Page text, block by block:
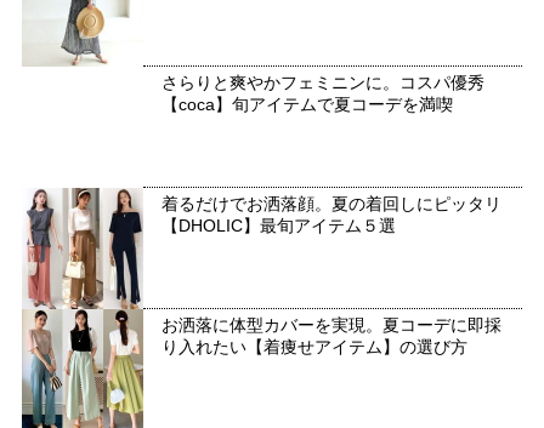
さらりと爽やかフェミニンに。コスパ優秀
【coca】旬アイテムで夏コーデを満喫
着るだけでお洒落顔。夏の着回しにピッタリ
【DHOLIC】最旬アイテム５選
お洒落に体型カバーを実現。夏コーデに即採
り入れたい【着痩せアイテム】の選び方